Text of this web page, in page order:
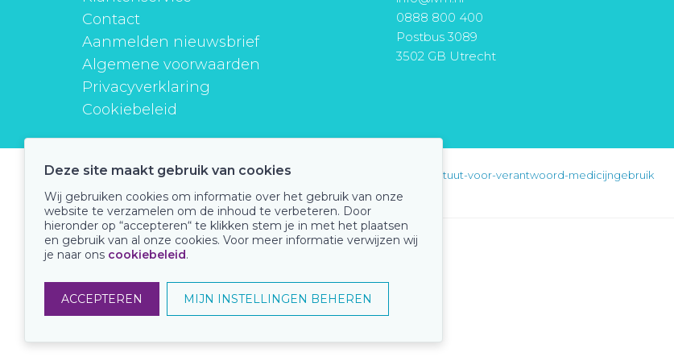
Contact
Aanmelden nieuwsbrief
Algemene voorwaarden
Privacyverklaring
Cookiebeleid
0888 800 400
Postbus 3089
3502 GB Utrecht
instituutverantwoordmedicijngebruik instituut-voor-verantwoord-medicijngebruik
Onze keurmerken
Deze site maakt gebruik van cookies
Wij gebruiken cookies om informatie over het gebruik van onze
website te verzamelen om de inhoud te verbeteren. Door
hieronder op “accepteren“ te klikken stem je in met het plaatsen
en gebruik van al onze cookies. Voor meer informatie verwijzen wij
je naar ons cookiebeleid.
ACCEPTEREN MIJN INSTELLINGEN BEHEREN